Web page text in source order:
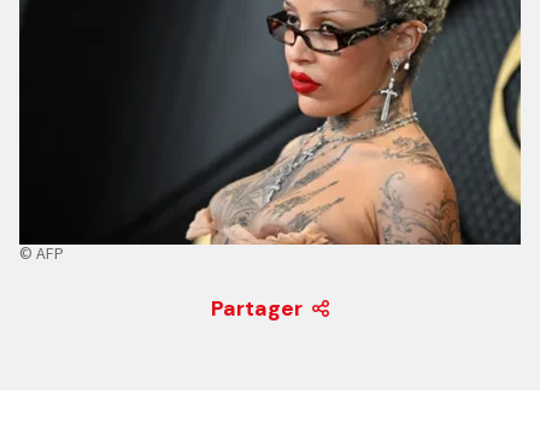
© AFP
Partager